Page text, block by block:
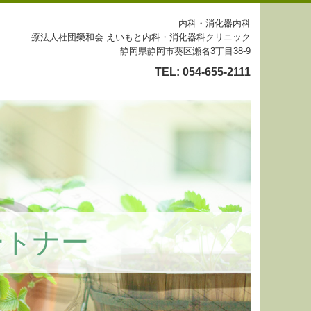
内科・消化器内科
療法人社団榮和会 えいもと内科・消化器科クリニック
静岡県静岡市葵区瀬名3丁目38-9
TEL: 054-655-2111
ナー